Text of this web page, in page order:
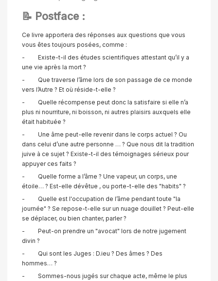
📝 Postface :
Ce livre apportera des réponses aux questions que vous
vous êtes toujours posées, comme :
- Existe-t-il des études scientifiques attestant qu’il y a
une vie après la mort ?
- Que traverse l’âme lors de son passage de ce monde
vers l’Autre ? Et où réside-t-elle ?
- Quelle récompense peut donc la satisfaire si elle n’a
plus ni nourriture, ni boisson, ni autres plaisirs auxquels elle
était habituée ?
- Une âme peut-elle revenir dans le corps actuel ? Ou
dans celui d’une autre personne … ? Que nous dit la tradition
juive à ce sujet ? Existe-t-il des témoignages sérieux pour
appuyer ces faits ?
- Quelle forme a l’âme ? Une vapeur, un corps, une
étoile… ? Est-elle dévêtue , ou porte-t-elle des "habits" ?
- Quelle est l'occupation de l’âme pendant toute "la
journée" ? Se repose-t-elle sur un nuage douillet ? Peut-elle
se déplacer, ou bien chanter, parler ?
- Peut-on prendre un "avocat" lors de notre jugement
divin ?
- Qui sont les Juges : D.ieu ? Des âmes ? Des
hommes… ?
- Sommes-nous jugés sur chaque acte, même le plus